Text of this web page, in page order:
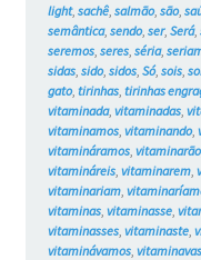
light, sachê, salmão, são,
semântica, sendo, ser, Será,
seremos, seres, séria,
sidas, sido, sidos, Só, sois,
gato, tirinhas, tirinhas
vitaminada, vitaminadas,
vitaminamos, vitaminando,
vitamináramos, vitaminarão,
vitamináreis, vitaminarem,
vitaminariam,
vitaminas, vitaminasse,
vitaminasses, vitaminaste,
vitaminávamos, vitaminavas